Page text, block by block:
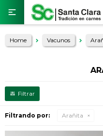

Home Vacunos
Filtrando por: Arañita